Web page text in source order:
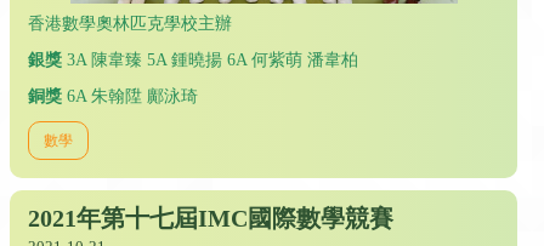
香港數學奧林匹克學校主辦
銀獎 3A 陳韋臻 5A 鍾曉揚 6A 何紫萌 潘韋柏
銅獎 6A 朱翰陞 鄺泳琦
數學
2021年第十七屆IMC國際數學競賽